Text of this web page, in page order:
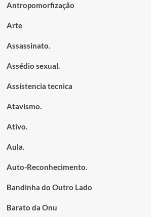
Antropomorfização
Arte
Assassinato.
Assédio sexual.
Assistencia tecnica
Atavismo.
Ativo.
Aula.
Auto-Reconhecimento.
Bandinha do Outro Lado
Barato da Onu